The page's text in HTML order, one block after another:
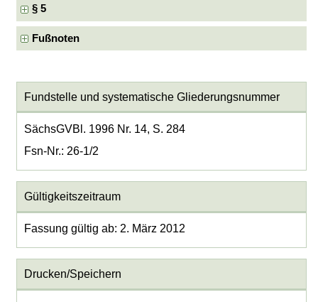
§ 5
Fußnoten
Fundstelle und systematische Gliederungsnummer
SächsGVBl. 1996 Nr. 14, S. 284
Fsn-Nr.: 26-1/2
Gültigkeitszeitraum
Fassung gültig ab: 2. März 2012
Drucken/Speichern